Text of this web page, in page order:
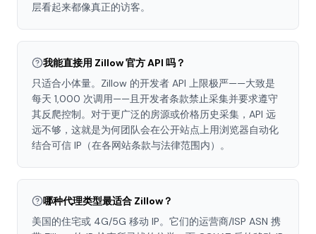
层看起来都像真正的访客。
我能直接用 Zillow 官方 API 吗？
只适合小体量。Zillow 的开发者 API 上限极严——大致是
每天 1,000 次调用——且开发者条款禁止采集并要求遵守
其反爬控制。对于更广泛的房源或价格历史采集，API 远
远不够，这就是为何团队会在公开站点上用浏览器自动化
结合可信 IP（在各网站条款与法律范围内）。
哪种代理类型最适合 Zillow？
美国的住宅或 4G/5G 移动 IP。它们的运营商/ISP ASN 携